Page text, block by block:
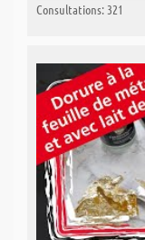
Consultations: 321